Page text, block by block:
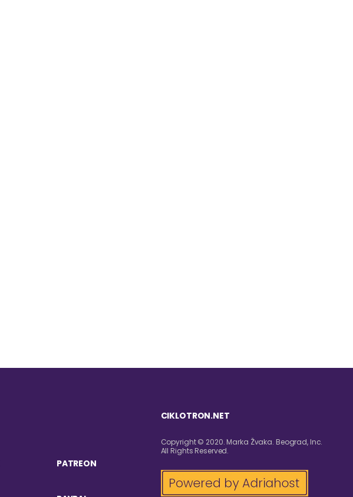
PATREON
CIKLOTRON.NET
Copyright © 2020. Marka Žvaka. Beograd, Inc.
All Rights Reserved.